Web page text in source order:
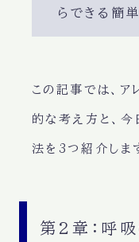
らできる簡
この記事では、ア
的な考え方と、 今
法 を3つ紹介しま
第2章：呼